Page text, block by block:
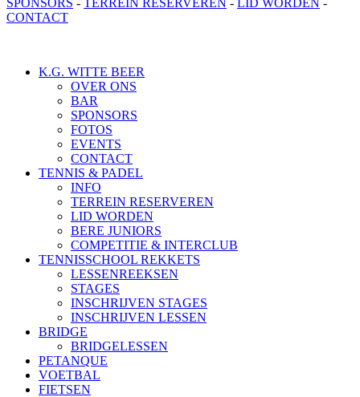
SPONSORS - TERREIN RESERVEREN - LID WORDEN -
CONTACT
K.G. WITTE BEER
OVER ONS
BAR
SPONSORS
FOTOS
EVENTS
CONTACT
TENNIS & PADEL
INFO
TERREIN RESERVEREN
LID WORDEN
BERE JUNIORS
COMPETITIE & INTERCLUB
TENNISSCHOOL REKKETS
LESSENREEKSEN
STAGES
INSCHRIJVEN STAGES
INSCHRIJVEN LESSEN
BRIDGE
BRIDGELESSEN
PETANQUE
VOETBAL
FIETSEN